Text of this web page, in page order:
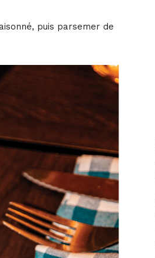
puis parsemer de